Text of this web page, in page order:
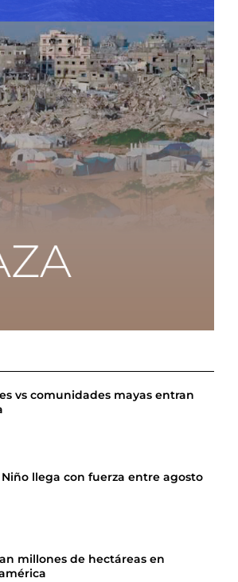
vs comunidades mayas entran
llega con fuerza entre agosto
millones de hectáreas en